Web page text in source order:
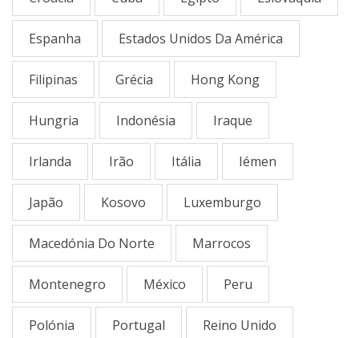
Espanha Estados Unidos Da América
Filipinas Grécia Hong Kong
Hungria Indonésia Iraque
Irlanda Irão Itália Iémen
Japão Kosovo Luxemburgo
Macedónia Do Norte Marrocos
Montenegro México Peru
Polónia Portugal Reino Unido